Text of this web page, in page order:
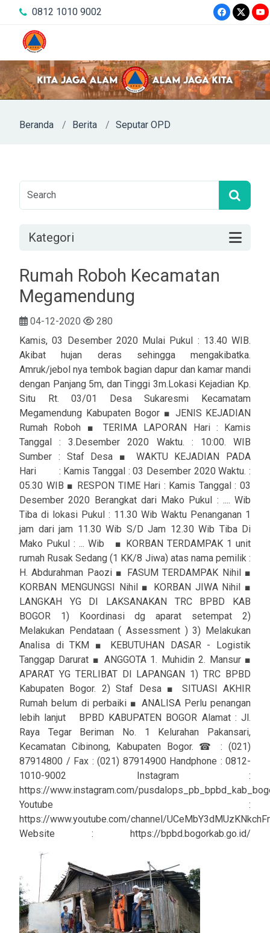
0812 1010 9002
Beranda Berita Seputar OPD
Kategori
Rumah Roboh Kecamatan
Megamendung
04-12-2020
280
Kamis, 03 Desember 2020 Mulai Pukul : 13.40 WIB.
Akibat hujan deras sehingga mengakibatka.
Amruk/jebol nya tembok bagian dapur dan kamar mandi
dengan Panjang 5m, dan Tinggi 3m.Lokasi Kejadian Kp.
Situ Rt. 03/01 Desa Sukaresmi Kecamatam
Megamendung Kabupaten Bogor ■ JENIS KEJADIAN
Rumah Roboh ■ TERIMA LAPORAN Hari : Kamis
Tanggal : 3.Desember 2020 Waktu. : 10:00. WIB
Sumber : Staf Desa ■ WAKTU KEJADIAN PADA
Hari : Kamis Tanggal : 03 Desember 2020 Waktu. :
05.30 WIB ■ RESPON TIME Hari : Kamis Tanggal : 03
Desember 2020 Berangkat dari Mako Pukul : .... Wib
Tiba di lokasi Pukul : 11.30 Wib Waktu Penanganan 1
jam dari jam 11.30 Wib S/D Jam 12.30 Wib Tiba Di
Mako Pukul : ... Wib ■ KORBAN TERDAMPAK 1 unit
rumah Rusak Sedang (1 KK/8 Jiwa) atas nama pemilik :
H. Abdurahman Paozi ■ FASUM TERDAMPAK Nihil ■
KORBAN MENGUNGSI Nihil ■ KORBAN JIWA Nihil ■
LANGKAH YG DI LAKSANAKAN TRC BPBD KAB
BOGOR 1) Koordinasi dg aparat setempat 2)
Melakukan Pendataan ( Assessment ) 3) Melakukan
Analisa di TKM ■ KEBUTUHAN DASAR - Logistik
Tanggap Darurat ■ ANGGOTA 1. Muhidin 2. Mansur ■
APARAT YG TERLIBAT DI LAPANGAN 1) TRC BPBD
Kabupaten Bogor. 2) Staf Desa ■ SITUASI AKHIR
Rumah belum di perbaiki ■ ANALISA Perlu penangan
lebih lanjut BPBD KABUPATEN BOGOR Alamat : Jl.
Raya Tegar Beriman No. 1 Kelurahan Pakansari,
Kecamatan Cibinong, Kabupaten Bogor. ☎ : (021)
87914800 / Fax : (021) 87914900 Handphone : 0812-
1010-9002 Instagram :
https://www.instagram.com/
Youtube :
https://www.youtube.com/channel/
Website : https://bpbd.bogorkab.go.id/